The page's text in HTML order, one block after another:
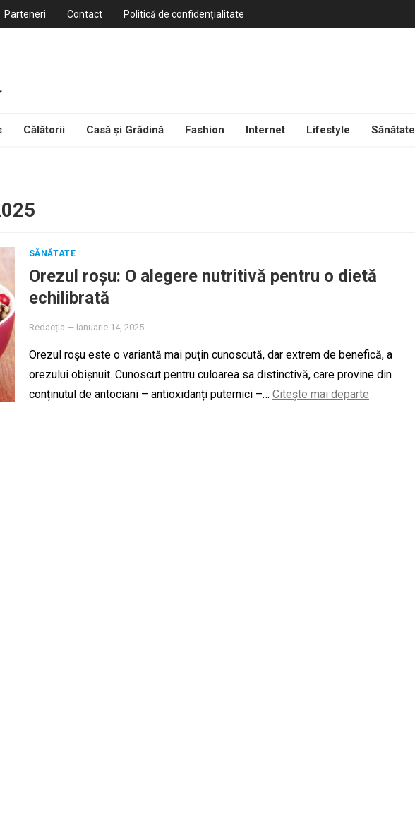
Parteneri Contact Politică de confidențialitate
Călătorii Casă și Grădină Fashion Internet Lifestyle Sănătate
SĂNĂTATE
Orezul roșu: O alegere nutritivă pentru o dietă
echilibrată
Redacția — Ianuarie 14, 2025
Orezul roșu este o variantă mai puțin cunoscută, dar extrem de benefică, a
orezului obișnuit. Cunoscut pentru culoarea sa distinctivă, care provine din
conținutul de antociani – antioxidanți puternici –… Citește mai departe